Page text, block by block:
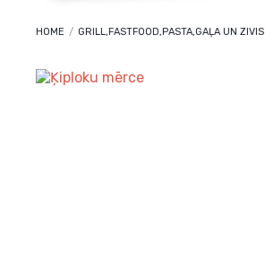
HOME / GRILL,FASTFOOD,PASTA,GAĻA UN ZIVIS